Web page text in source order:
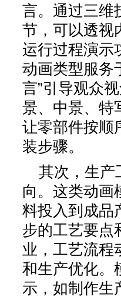
言。通过三维
节，可以透视
运行过程演示
动画类型服
言”引导观众
景、中景、特
让零部件按顺
装步骤。
其次，生产
向。这类动画
料投入到成品
步的工艺要点
业，工艺流程
和生产优化。
示，如制作生